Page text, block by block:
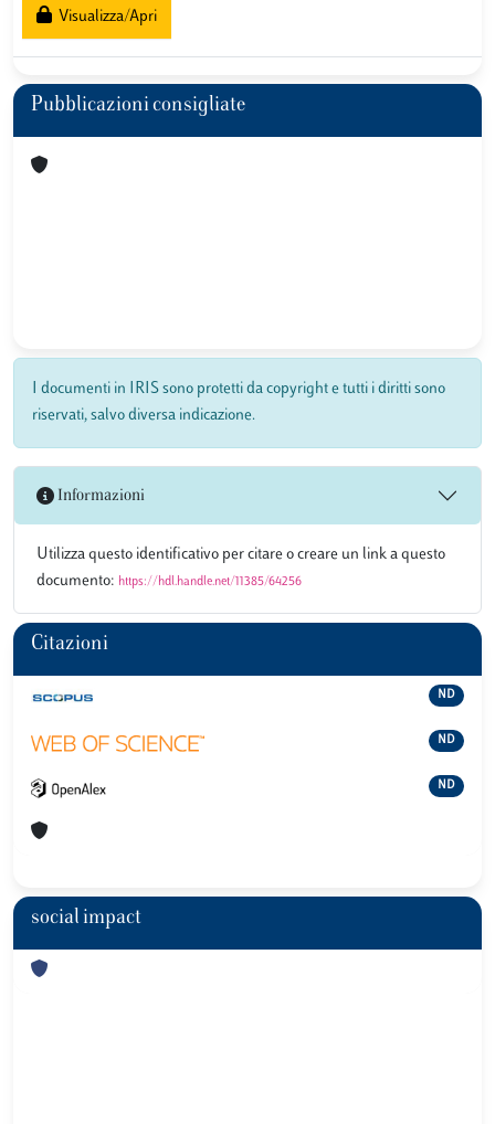
Visualizza/Apri
Pubblicazioni consigliate
I documenti in IRIS sono protetti da copyright e tutti i diritti sono
riservati, salvo diversa indicazione.
Informazioni
Utilizza questo identificativo per citare o creare un link a questo
documento: https://hdl.handle.net/11385/64256
Citazioni
ND
ND
ND
social impact